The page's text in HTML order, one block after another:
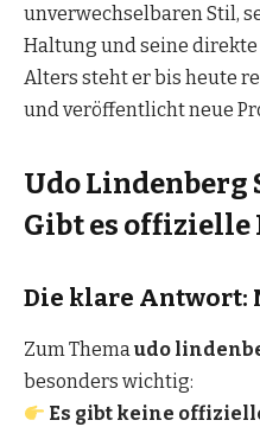
unverwechselbaren Stil,
Haltung und seine
Alters steht er bis heute
und veröffentlicht neue
Udo Lindenberg
Gibt es offizielle
Die klare Antwort:
Zum Themaudo
besonders wichtig:
Es gibt keine